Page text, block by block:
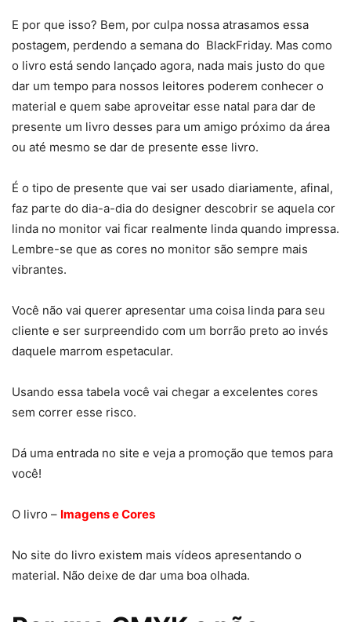
E por que isso? Bem, por culpa nossa atrasamos essa
postagem, perdendo a semana do BlackFriday. Mas como
o livro está sendo lançado agora, nada mais justo do que
dar um tempo para nossos leitores poderem conhecer o
material e quem sabe aproveitar esse natal para dar de
presente um livro desses para um amigo próximo da área
ou até mesmo se dar de presente esse livro.
É o tipo de presente que vai ser usado diariamente, afinal,
faz parte do dia-a-dia do designer descobrir se aquela cor
linda no monitor vai ficar realmente linda quando impressa.
Lembre-se que as cores no monitor são sempre mais
vibrantes.
Você não vai querer apresentar uma coisa linda para seu
cliente e ser surpreendido com um borrão preto ao invés
daquele marrom espetacular.
Usando essa tabela você vai chegar a excelentes cores
sem correr esse risco.
Dá uma entrada no site e veja a promoção que temos para
você!
O livro – Imagens e Cores
No site do livro existem mais vídeos apresentando o
material. Não deixe de dar uma boa olhada.